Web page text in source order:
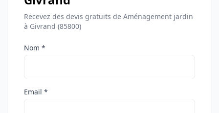
Recevez des devis gratuits de Aménagement jardin
à Givrand (85800)
Nom *
Email *